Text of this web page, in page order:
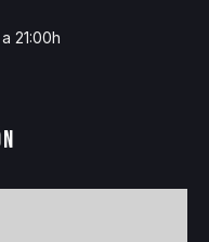
21:00h